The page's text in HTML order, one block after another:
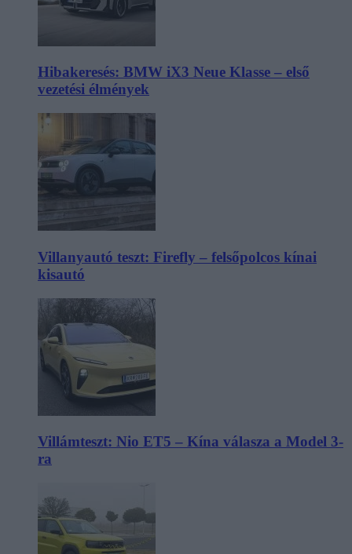
Hibakeresés: BMW iX3 Neue Klasse – első
vezetési élmények
Villanyautó teszt: Firefly – felsőpolcos kínai
kisautó
Villámteszt: Nio ET5 – Kína válasza a Model 3-
ra